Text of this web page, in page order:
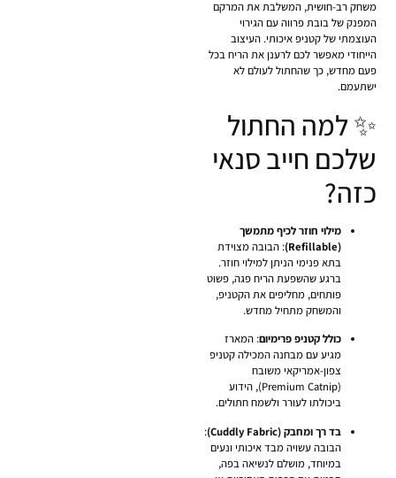
משחק רב-חושית, המשלבת את המרקם
המפנק של בובת פרווה עם הגירוי
העוצמתי של קטניפ איכותי. העיצוב
הייחודי מאפשר לכם לרענן את הריח בכל
פעם מחדש, כך שהחתול לעולם לא
ישתעמם.
✨ למה החתול
שלכם חייב סנאי
כזה?
מילוי חוזר לכיף מתמשך
(Refillable)
: הבובה מצוידת
בתא פנימי הניתן למילוי חוזר.
ברגע שהשפעת הריח פגה, פשוט
פותחים, מחליפים את הקטניפ,
והמשחק מתחיל מחדש.
כולל קטניפ פרימיום: המארז
מגיע עם מבחנה המכילה קטניפ
צפון-אמריקאי משובח
(Premium Catnip), הידוע
ביכולתו לעורר ולשמח חתולים.
בד רך ומחבק (Cuddly Fabric)
:
הבובה עשויה מבד איכותי ונעים
במיוחד, מושלם לנשיאה בפה,